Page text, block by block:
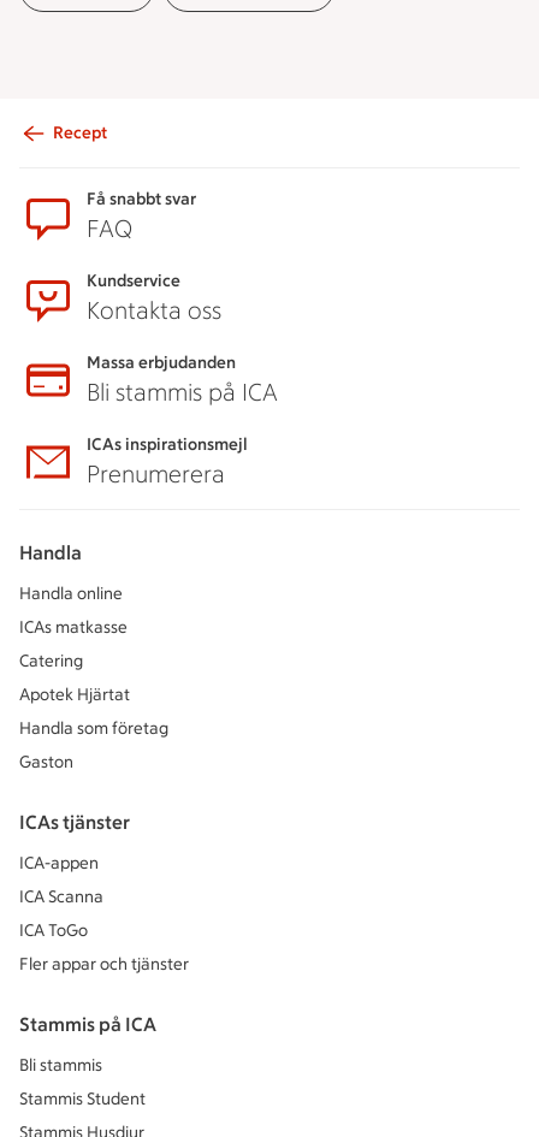
Recept
Få snabbt svar
FAQ
Kundservice
Kontakta oss
Massa erbjudanden
Bli stammis på ICA
ICAs inspirationsmejl
Prenumerera
Handla
Handla online
ICAs matkasse
Catering
Apotek Hjärtat
Handla som företag
Gaston
ICAs tjänster
ICA-appen
ICA Scanna
ICA ToGo
Fler appar och tjänster
Stammis på ICA
Bli stammis
Stammis Student
Stammis Husdjur